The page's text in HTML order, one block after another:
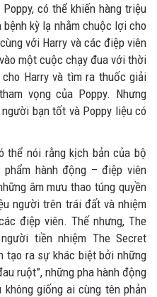
có thể khiến hàng triệu
kỳ lạ nhằm chuộc lợi cho
với Harry và các điệp viên
một cuộc chạy đua với thời
Harry và tìm ra thuốc giải
vọng của Poppy. Nhưng
bạn tốt và Poppy liệu có
thể nói rằng kịch bản của bộ
hành động – điệp viên
âm mưu thao túng quyền
người trên trái đất và nhiệm
điệp viên. Thế nhưng, The
tiền nhiệm The Secret
tạo ra sự khác biệt bởi những
ruột”, những pha hành động
giống ai cùng tên phản